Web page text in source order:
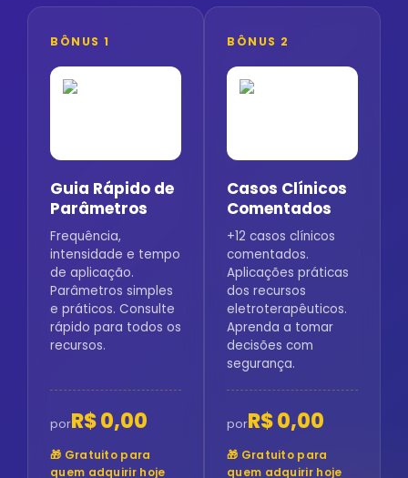
BÔNUS 1
Guia Rápido de
Parâmetros
Frequência,
intensidade e tempo
de aplicação.
Parâmetros simples
e práticos. Consulte
rápido para todos os
recursos.
porR$ 0,00
🎁 Gratuito para
quem adquirir hoje
BÔNUS 2
Casos Clínicos
Comentados
+12 casos clínicos
comentados.
Aplicações práticas
dos recursos
eletroterapêuticos.
Aprenda a tomar
decisões com
segurança.
porR$ 0,00
🎁 Gratuito para
quem adquirir hoje